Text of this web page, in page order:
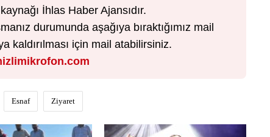
İhlas Haber Ajansıdır.
durumunda aşağıya bıraktığımız mail
kaldırılması için mail atabilirsiniz.
Esnaf Ziyaret